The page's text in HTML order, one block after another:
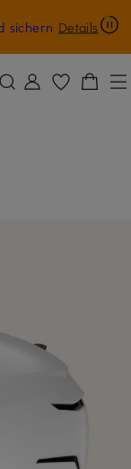
ÜBERSPRINGEN
sichern Details